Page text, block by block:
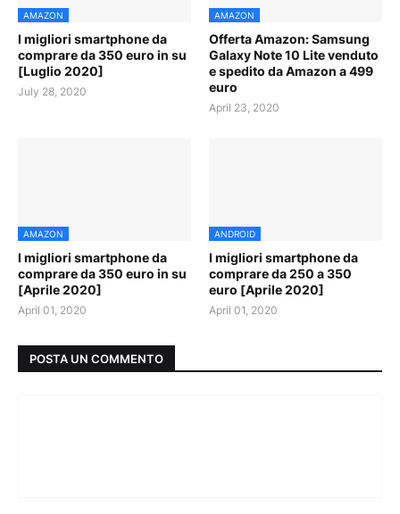
AMAZON
I migliori smartphone da
comprare da 350 euro in su
[Luglio 2020]
July 28, 2020
AMAZON
Offerta Amazon: Samsung
Galaxy Note 10 Lite venduto
e spedito da Amazon a 499
euro
April 23, 2020
AMAZON
I migliori smartphone da
comprare da 350 euro in su
[Aprile 2020]
April 01, 2020
ANDROID
I migliori smartphone da
comprare da 250 a 350
euro [Aprile 2020]
April 01, 2020
POSTA UN COMMENTO